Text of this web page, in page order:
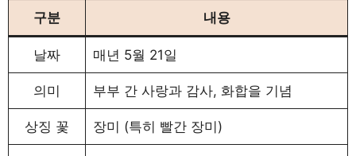
구분 내용
날짜 매년 5월 21일
의미 부부 간 사랑과 감사, 화합을 기념
상징 꽃 장미 (특히 빨간 장미)